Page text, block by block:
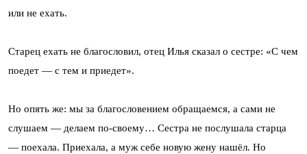
или не ехать.
Старец ехать не благословил, отец Илья сказал о сестре: «С чем
поедет — с тем и приедет».
Но опять же: мы за благословением обращаемся, а сами не
слушаем — делаем по-своему… Сестра не послушала старца
— поехала. Приехала, а муж себе новую жену нашёл. Но